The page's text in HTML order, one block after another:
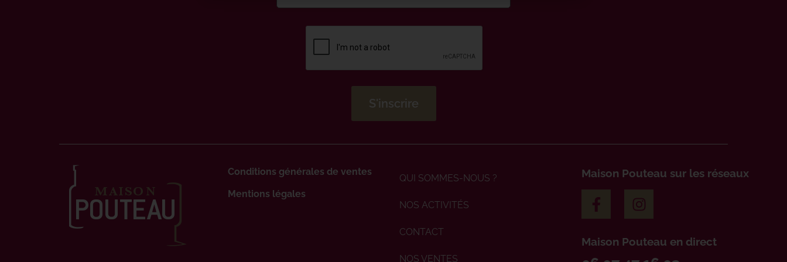
Conditions générales de ventes
Mentions légales
QUI SOMMES-NOUS ?
NOS ACTIVITÉS
CONTACT
NOS VENTES
Maison Pouteau sur les réseaux
Maison Pouteau en direct